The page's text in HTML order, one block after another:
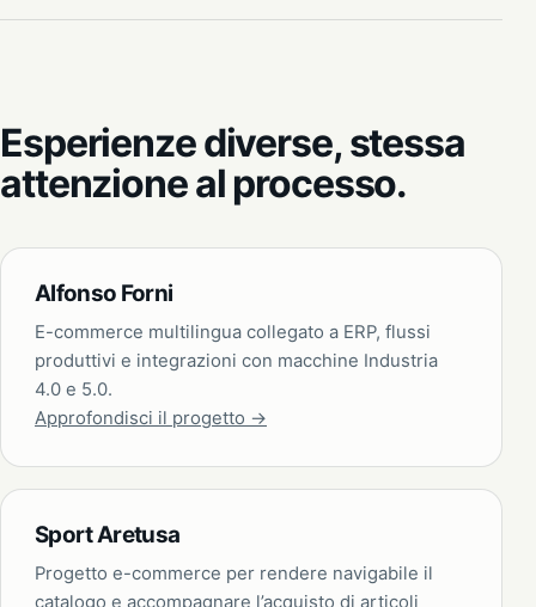
Esperienze diverse, stessa
attenzione al processo.
Alfonso Forni
E-commerce multilingua collegato a ERP, flussi
produttivi e integrazioni con macchine Industria
4.0 e 5.0.
Approfondisci il progetto →
Sport Aretusa
Progetto e-commerce per rendere navigabile il
catalogo e accompagnare l’acquisto di articoli